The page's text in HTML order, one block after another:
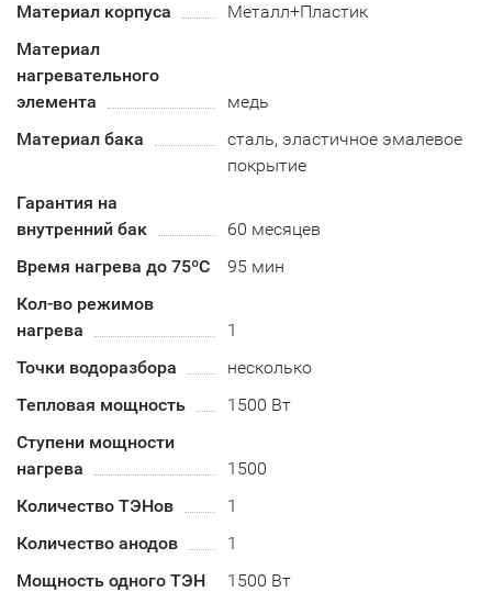
Материал корпуса
Металл+Пластик
Материал
нагревательного
элемента
медь
Материал бака
сталь, эластичное эмалевое
покрытие
Гарантия на
внутренний бак
60 месяцев
Время нагрева до 75ºС
95 мин
Кол-во режимов
нагрева
1
Точки водоразбора
несколько
Тепловая мощность
1500 Вт
Ступени мощности
нагрева
1500
Количество ТЭНов
1
Количество анодов
1
Мощность одного ТЭН
1500 Вт